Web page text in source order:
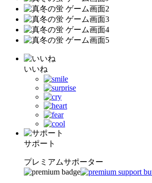
いいね
サポート
プレミアムサポーター